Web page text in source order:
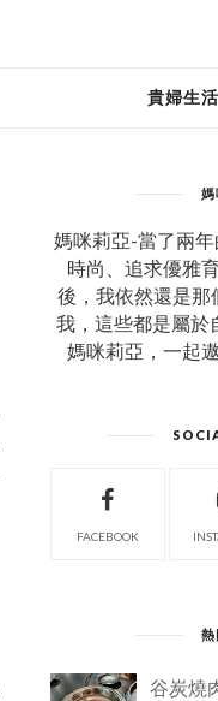
貴婦生活
媽
媽咪莉亞-當了兩
時尚、追求優雅
後，我依然還是那
我，這些都是屬於
媽咪莉亞，一起
FACEBOOK
熱
谷炭燒